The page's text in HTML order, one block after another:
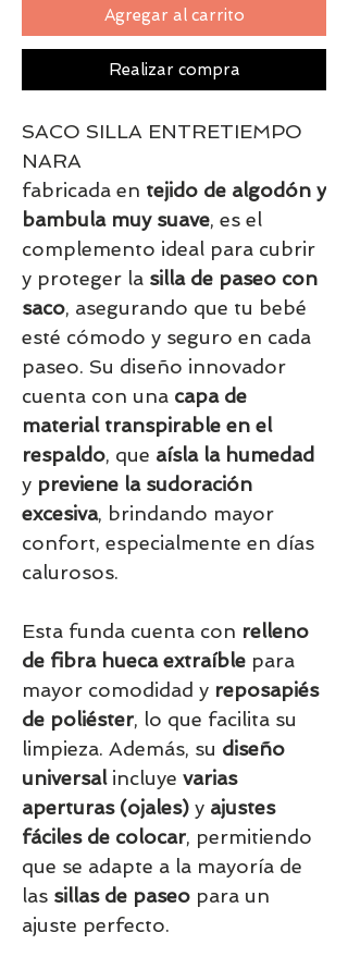
Agregar al carrito
Realizar compra
SACO SILLA ENTRETIEMPO
NARA
fabricada en tejido de algodón y
bambula muy suave, es el
complemento ideal para cubrir
y proteger la silla de paseo con
saco, asegurando que tu bebé
esté cómodo y seguro en cada
paseo. Su diseño innovador
cuenta con una capa de
material transpirable en el
respaldo, que aísla la humedad
y previene la sudoración
excesiva, brindando mayor
confort, especialmente en días
calurosos.
Esta funda cuenta con relleno
de fibra hueca extraíble para
mayor comodidad y reposapiés
de poliéster, lo que facilita su
limpieza. Además, su diseño
universalincluye varias
aperturas (ojales) y ajustes
fáciles de colocar, permitiendo
que se adapte a la mayoría de
las sillas de paseo para un
ajuste perfecto.